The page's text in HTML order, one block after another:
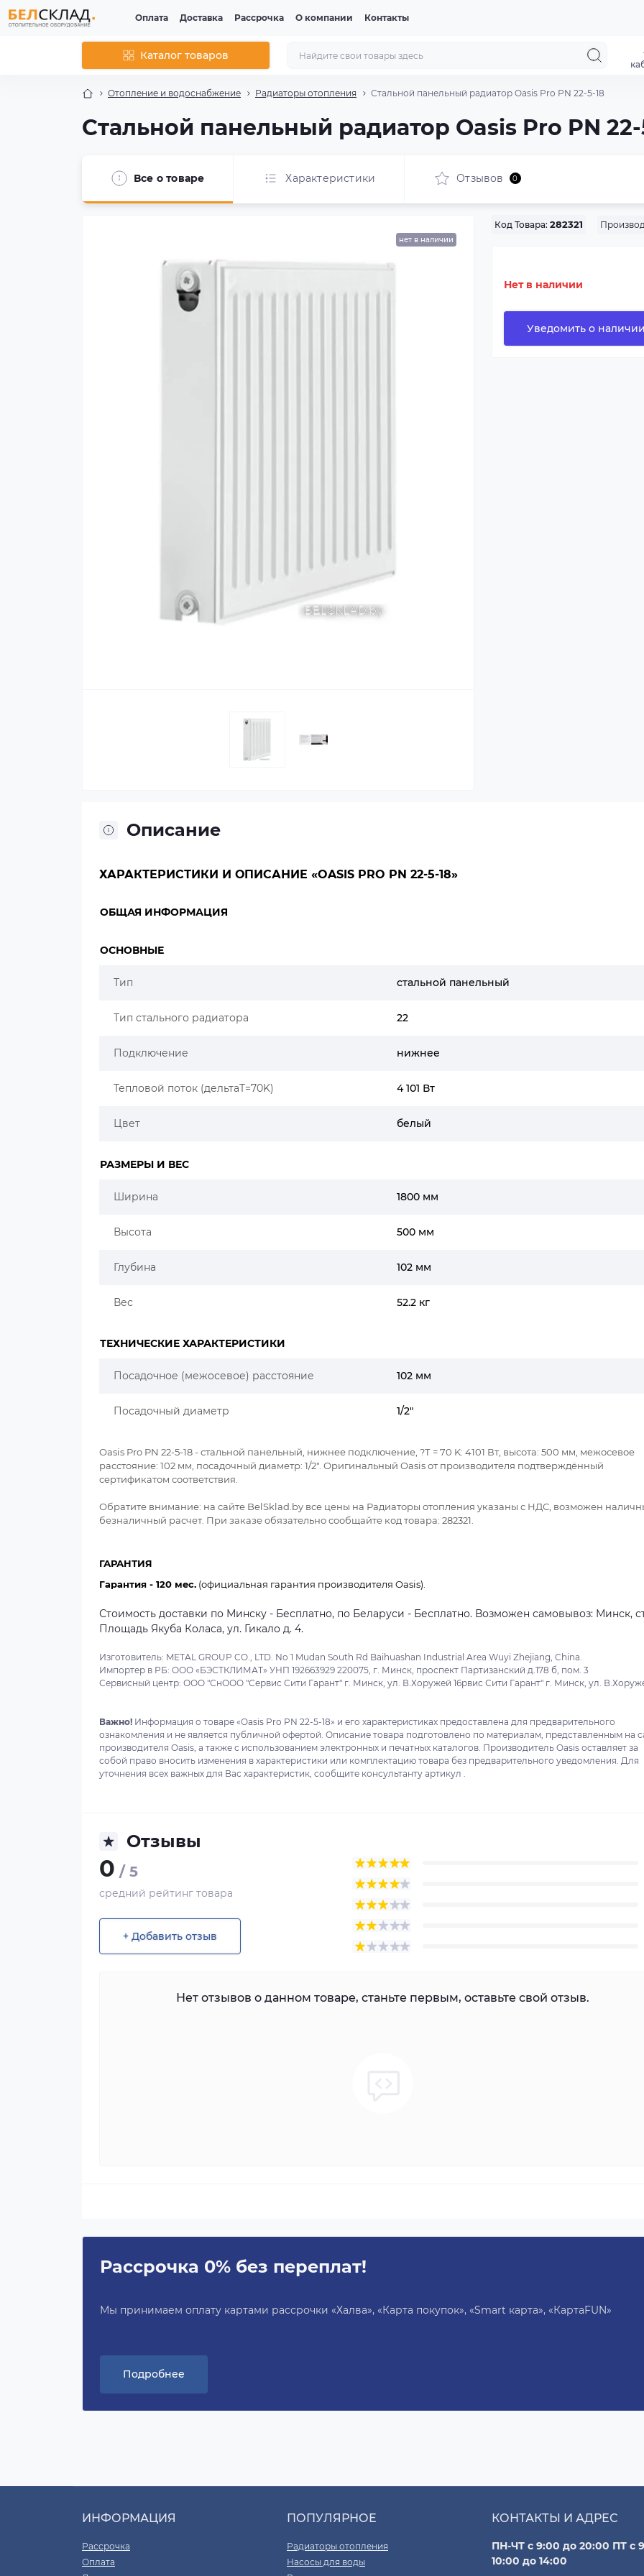
Оплата Доставка Рассрочка О компании Контакты
Каталог товаров
Отопление и водоснабжение Радиаторы отопления Стальной панельный радиатор Oasis Pro PN 22-5-18
Стальной панельный радиатор Oasis Pro PN 22-
Все о товаре Характеристики Отзывов 0
нет в наличии
Код Товара: 282321
Нет в наличии
Уведомить о
Описание
ХАРАКТЕРИСТИКИ И ОПИСАНИЕ «OASIS PRO PN 22-5-18»
ОБЩАЯ ИНФОРМАЦИЯ
ОСНОВНЫЕ
Тип стальной панельный
Тип стального радиатора 22
Подключение нижнее
Тепловой поток (дельтаT=70K) 4 101 Вт
Цвет белый
РАЗМЕРЫ И ВЕС
Ширина 1800 мм
Высота 500 мм
Глубина 102 мм
Вес 52.2 кг
ТЕХНИЧЕСКИЕ ХАРАКТЕРИСТИКИ
Посадочное (межосевое) расстояние 102 мм
Посадочный диаметр 1/2"
Oasis Pro PN 22-5-18 - стальной панельный, нижнее подключение, ?Т = 70 K: 4101 Вт, высота: 500 мм, межосевое
расстояние: 102 мм, посадочный диаметр: 1/2". Оригинальный Oasis от производителя подтверждённый
сертификатом соответствия.
Обратите внимание: на сайте BelSklad.by все цены на Радиаторы отопления указаны с НДС, возможен
безналичный расчет. При заказе обязательно сообщайте код товара: 282321.
ГАРАНТИЯ
Гарантия - 120 мес. (официальная гарантия производителя Oasis).
Стоимость доставки по Минску - Бесплатно, по Беларуси - Бесплатно. Возможен самовывоз: Минск,
Площадь Якуба Коласа, ул. Гикало д. 4.
Изготовитель: METAL GROUP CO., LTD. No 1 Mudan South Rd Baihuashan Industrial Area Wuyi Zhejiang, China.
Импортер в РБ: ООО «БЭСТКЛИМАТ» УНП 192663929 220075, г. Минск, проспект Партизанский д.178 б, пом. 3
Сервисный центр: ООО "СнООО "Сервис Сити Гарант" г. Минск, ул. В.Хоружей 16рвис Сити Гарант" г. Минск, ул.
Важно! Информация о товаре «Oasis Pro PN 22-5-18» и его характеристиках предоставлена для предварительного
ознакомления и не является публичной офертой. Описание товара подготовлено по материалам, представленным на
производителя Oasis, а также с использованием электронных и печатных каталогов. Производитель Oasis оставляет за
собой право вносить изменения в характеристики или комплектацию товара без предварительного уведомления. Для
уточнения всех важных для Вас характеристик, сообщите консультанту артикул .
Отзывы
0 / 5
средний рейтинг товара
+ Добавить отзыв
Нет отзывов о данном товаре, станьте первым, оставьте свой отзыв.
Рассрочка 0% без переплат!
Мы принимаем оплату картами рассрочки «Халва», «Карта покупок», «Smart карта», «КартаFUN»
Подробнее
ИНФОРМАЦИЯ
Рассрочка
Оплата
ПОПУЛЯРНОЕ
Радиаторы отопления
Насосы для воды
КОНТАКТЫ И АДРЕС
ПН-ЧТ с 9:00 до 20:00 ПТ с
10:00 до 14:00